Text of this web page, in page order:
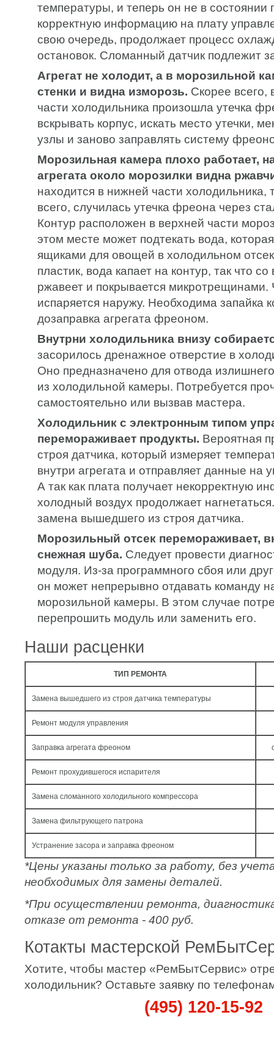
температуры, и теперь он не в состоянии
корректную информацию на плату
свою очередь, продолжает процесс
остановок. Сломанный датчик подлежит
Агрегат не холодит, а в морозильной
стенки и видна изморозь. Скорее всего,
части холодильника произошла утечка
вскрывать корпус, искать место утечки,
узлы и заново заправлять систему
Морозильная камера плохо работает,
агрегата около морозилки видна
находится в нижней части холодильника,
всего, случилась утечка фреона через
Контур расположен в верхней части
этом месте может подтекать вода,
ящиками для овощей в холодильном
пластик, вода капает на контур, так что
ржавеет и покрывается
испаряется наружу. Необходима запайка
дозаправка агрегата фреоном.
Внутрни холодильника внизу
засорилось дренажное отверстие в
Оно предназначено для отвода
из холодильной камеры. Потребуется
самостоятельно или вызвав мастера.
Холодильник с электронным типом
перемораживает продукты. Вероятная
строя датчика, который измеряет
внутри агрегата и отправляет данные на
А так как плата получает некорректную
холодный воздух продолжает
замена вышедшего из строя датчика.
Морозильный отсек перемораживает,
снежная шуба. Следует провести
модуля. Из-за программного сбоя или
он может непрерывно отдавать команду
морозильной камеры. В этом случае
перепрошить модуль или заменить его.
Наши расценки
ТИП РЕМОНТА
Замена вышедшего из строя датчика температуры
Ремонт модуля управления
Заправка агрегата фреоном
Ремонт прохудившегося испарителя
Замена сломанного холодильного компрессора
Замена фильтрующего патрона
Устранение засора и заправка фреоном
*Цены указаны только за работу, без
необходимых для замены деталей.
*При осуществлении ремонта,
отказе от ремонта - 400 руб.
Котакты мастерской
Хотите, чтобы мастер «РемБытСервис»
холодильник? Оставьте заявку по
(495) 120-15-92